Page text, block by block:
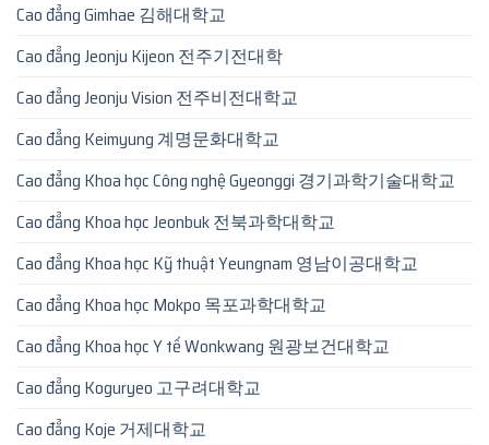
Cao đẳng Gimhae 김해대학교
Cao đẳng Jeonju Kijeon 전주기전대학
Cao đẳng Jeonju Vision 전주비전대학교
Cao đẳng Keimyung 계명문화대학교
Cao đẳng Khoa học Công nghệ Gyeonggi 경기과학기술대학교
Cao đẳng Khoa học Jeonbuk 전북과학대학교
Cao đẳng Khoa học Kỹ thuật Yeungnam 영남이공대학교
Cao đẳng Khoa học Mokpo 목포과학대학교
Cao đẳng Khoa học Y tế Wonkwang 원광보건대학교
Cao đẳng Koguryeo 고구려대학교
Cao đẳng Koje 거제대학교